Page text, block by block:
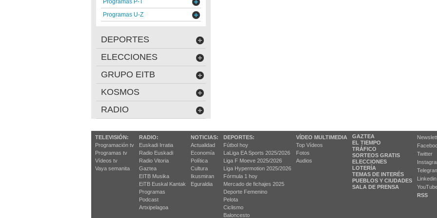
Programas P-T
Programas U-Z
DEPORTES
ELECCIONES
GRUPO EITB
KOSMOS
RADIO
TELEVISIÓN:
Programación tv
Programas tv
Vídeos tv
Vaya semanita
RADIO:
Euskadi Irratia
Radio Euskadi
Radio Vitoria
Gaztea
EITB Musika
EiTB Euskal Kantak
Programas
Podcast
Artxipelagoa
NOTICIAS:
Actualidad
Economía
Política
Cultura
Ikusmiran
Eguraldia
DEPORTES:
Fútbol hoy
LaLiga EA Sports 2025/2026
Liga F Moeve 2025/2026
Liga Hypermotion 2025/2026
Fórmula 1 hoy
Mercado de fichajes 2025
Deporte Femenino
Pelota
Ciclismo
Baloncesto
VÍDEO MULTIMEDIA
Top Vídeos
Fotos
Audios
GAZTEA
EL TIEMPO
TRÁFICO
SORTEOS GRATIS
ELECCIONES
LOTERÍA
TEMAS DE INTERÉS
PUEBLOS Y CIUDADES
SALA DE PRENSA
Twitter
Linkedin
RSS